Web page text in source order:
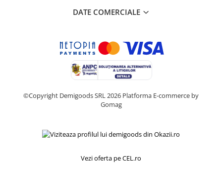
Curatenie si intretinere
DATE COMERCIALE
©Copyright Demigoods SRL 2026 Platforma E-commerce by
Gomag
Vezi oferta pe CEL.ro